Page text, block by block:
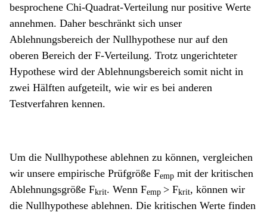
besprochene Chi-Quadrat-Verteilung nur positive Werte
annehmen. Daher beschränkt sich unser
Ablehnungsbereich der Nullhypothese nur auf den
oberen Bereich der F-Verteilung. Trotz ungerichteter
Hypothese wird der Ablehnungsbereich somit nicht in
zwei Hälften aufgeteilt, wie wir es bei anderen
Testverfahren kennen.
Um die Nullhypothese ablehnen zu können, vergleichen
wir unsere empirische Prüfgröße Femp mit der kritischen
Ablehnungsgröße Fkrit. Wenn Femp > Fkrit, können wir
die Nullhypothese ablehnen. Die kritischen Werte finden